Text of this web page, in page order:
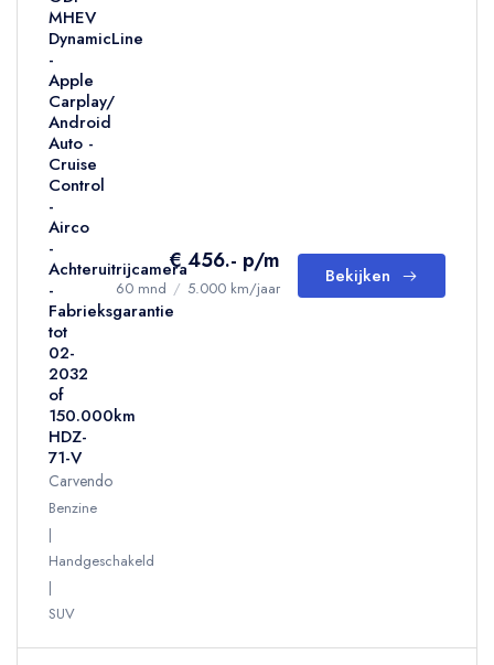
MHEV
DynamicLine
-
Apple
Carplay/
Android
Auto -
Cruise
Control
-
Airco
-
Achteruitrijcamera
-
Fabrieksgarantie
tot
02-
2032
of
150.000km
HDZ-
71-V
Carvendo
Benzine
Handgeschakeld
SUV
€ 456.- p/m
60 mnd / 5.000 km/jaar
Bekijken